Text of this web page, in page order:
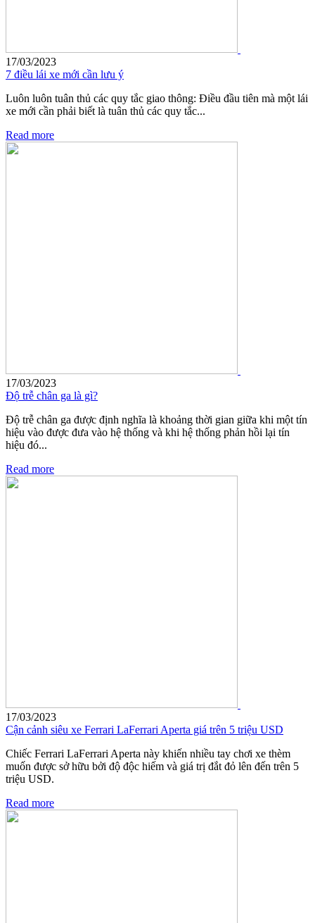
17/03/2023
7 điều lái xe mới cần lưu ý
Luôn luôn tuân thủ các quy tắc giao thông: Điều đầu tiên mà một lái
xe mới cần phải biết là tuân thủ các quy tắc...
Read more
17/03/2023
Độ trễ chân ga là gì?
Độ trễ chân ga được định nghĩa là khoảng thời gian giữa khi một tín
hiệu vào được đưa vào hệ thống và khi hệ thống phản hồi lại tín
hiệu đó...
Read more
17/03/2023
Cận cảnh siêu xe Ferrari LaFerrari Aperta giá trên 5 triệu USD
Chiếc Ferrari LaFerrari Aperta này khiến nhiều tay chơi xe thèm
muốn được sở hữu bởi độ độc hiếm và giá trị đắt đỏ lên đến trên 5
triệu USD.
Read more